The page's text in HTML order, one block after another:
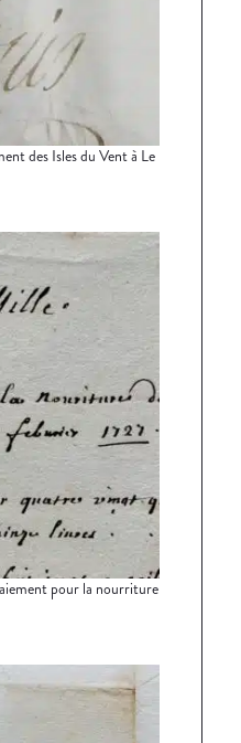
des Isles du Vent à Le
pour la nourriture